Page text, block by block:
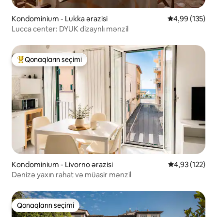
Kondominium - Lukka ərazisi Ortalama
4,99 (135)
Lucca center: DYUK dizaynlı mənzil
Populyar "Qonaqların seçimi"
Qonaqların seçimi
Kondominium - Livorno ərazisi Ortalama
4,93 (122)
Dənizə yaxın rahat və müasir mənzil
Qonaqların seçimi
Qonaqların seçimi